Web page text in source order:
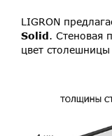
LIGRON
Solid. Стеновая
цвет